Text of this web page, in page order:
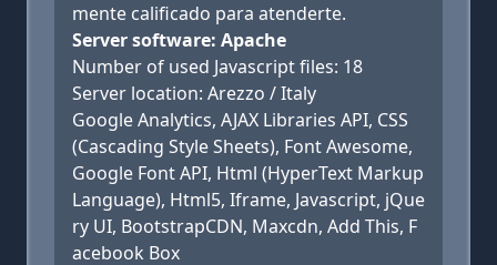
mente calificado para atenderte.
Server software: Apache
Number of used Javascript files: 18
Server location: Arezzo / Italy
Google Analytics, AJAX Libraries API, CSS
(Cascading Style Sheets), Font Awesome,
Google Font API, Html (HyperText Markup
Language), Html5, Iframe, Javascript, jQue
ry UI, BootstrapCDN, Maxcdn, Add This, F
acebook Box